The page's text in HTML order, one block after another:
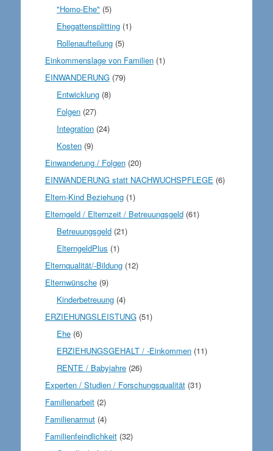
"Homo-Ehe" (5)
Ehegattensplitting (1)
Rollenaufteilung (5)
Einkommenslage von Familien(1)
EINWANDERUNG(79)
Entwicklung (8)
Folgen (27)
Integration (24)
Kosten (9)
Einwanderung / Folgen(20)
EINWANDERUNG statt NACHWUCHSPFLEGE (6)
Eltern-Kind Beziehung(1)
Elterngeld / Elternzeit / Betreuungsgeld(61)
Betreuungsgeld (21)
ElterngeldPlus (1)
Elternqualität/-Bildung(12)
Elternwünsche(9)
Kinderbetreuung (4)
ERZIEHUNGSLEISTUNG(51)
Ehe (6)
ERZIEHUNGSGEHALT / -Einkommen (11)
RENTE / Babyjahre (26)
Experten / Studien / Forschungsqualität(31)
Familienarbeit(2)
Familienarmut(4)
Familienfeindlichkeit(32)